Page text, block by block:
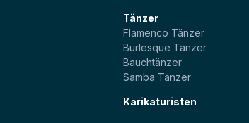
Tänzer
Flamenco Tänzer
Burlesque Tänzer
Bauchtänzer
Samba Tänzer
Karikaturisten